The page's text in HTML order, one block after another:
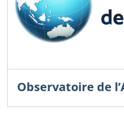
Observatoire de